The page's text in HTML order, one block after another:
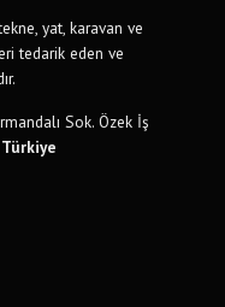
yat, karavan ve
tedarik eden ve
Sok. Özek İş